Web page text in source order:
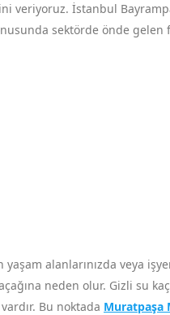
veriyoruz. İstanbul
sektörde önde
alanlarınızda veya
neden olur. Gizli su
Bu noktada Muratpaşa